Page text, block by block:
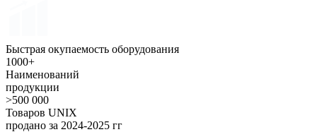
Быстрая окупаемость оборудования
1000+
Наименований
продукции
>500 000
Товаров UNIX
продано за 2024-2025 гг